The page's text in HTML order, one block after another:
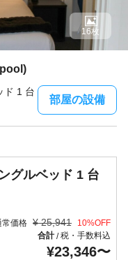
ド 1 台
部屋の設備
16枚
グルベッド 1 台
常価格 ¥ 25,941 10%OFF
合計/税・手数料込
¥23,346〜